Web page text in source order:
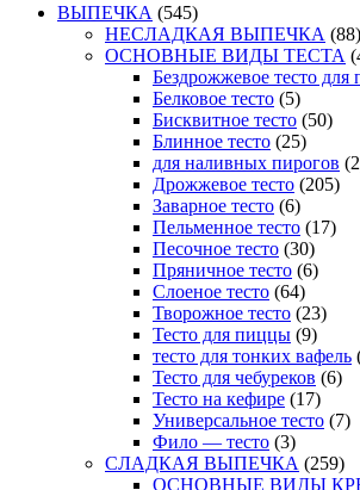
ВЫПЕЧКА (545)
НЕСЛАДКАЯ ВЫПЕЧКА (88)
ОСНОВНЫЕ ВИДЫ ТЕСТА
Бездрожжевое тесто для
Белковое тесто (5)
Бисквитное тесто (50)
Блинное тесто (25)
для наливных пирогов
Дрожжевое тесто (205)
Заварное тесто (6)
Пельменное тесто (17)
Песочное тесто (30)
Пряничное тесто (6)
Слоеное тесто (64)
Творожное тесто (23)
Тесто для пиццы (9)
тесто для тонких вафель
Тесто для чебуреков (6)
Тесто на кефире (17)
Универсальное тесто (7)
Фило — тесто (3)
СЛАДКАЯ ВЫПЕЧКА (259)
ОСНОВНЫЕ ВИДЫ